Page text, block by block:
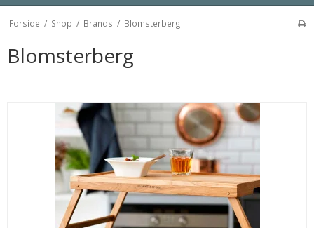
Forside / Shop / Brands / Blomsterberg
Blomsterberg